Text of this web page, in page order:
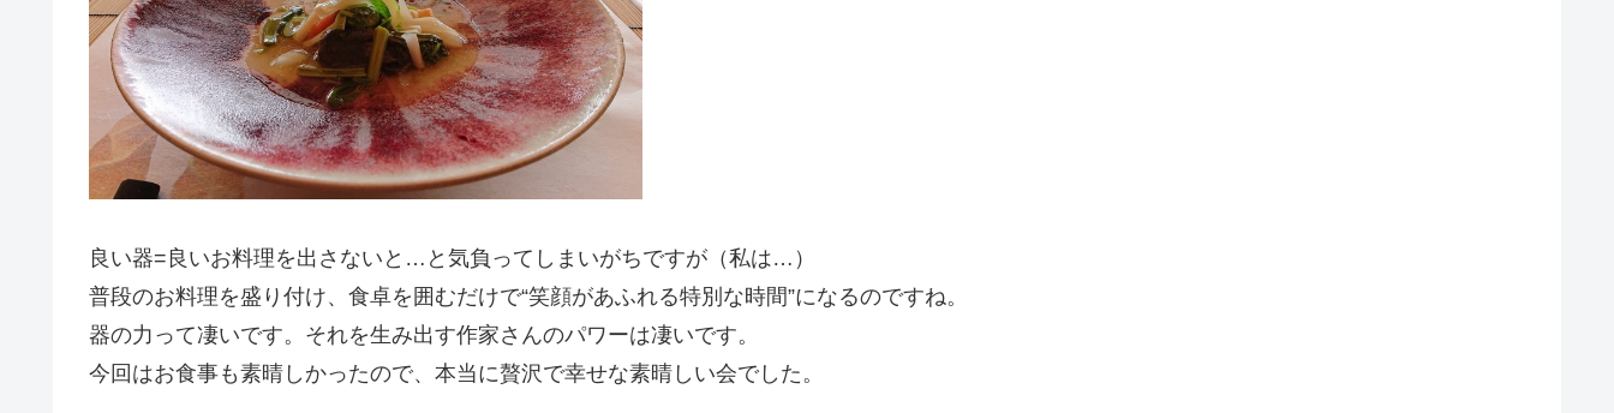
良い器=良いお料理を出さないと…と気負ってしまいがちですが（私は…）
普段のお料理を盛り付け、食卓を囲むだけで“笑顔があふれる特別な時間”になるのですね。
器の力って凄いです。それを生み出す作家さんのパワーは凄いです。
今回はお食事も素晴しかったので、本当に贅沢で幸せな素晴しい会でした。